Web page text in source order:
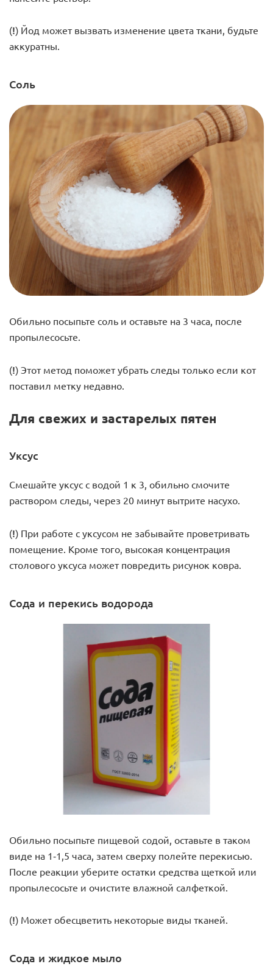
(!) Йод может вызвать изменение цвета ткани, будьте
аккуратны.
Соль
Обильно посыпьте соль и оставьте на 3 часа, после
пропылесосьте.
(!) Этот метод поможет убрать следы только если кот
поставил метку недавно.
Для свежих и застарелых пятен
Уксус
Смешайте уксус с водой 1 к 3, обильно смочите
раствором следы, через 20 минут вытрите насухо.
(!) При работе с уксусом не забывайте проветривать
помещение. Кроме того, высокая концентрация
столового уксуса может повредить рисунок ковра.
Сода и перекись водорода
Обильно посыпьте пищевой содой, оставьте в таком
виде на 1-1,5 часа, затем сверху полейте перекисью.
После реакции уберите остатки средства щеткой или
пропылесосьте и очистите влажной салфеткой.
(!) Может обесцветить некоторые виды тканей.
Сода и жидкое мыло